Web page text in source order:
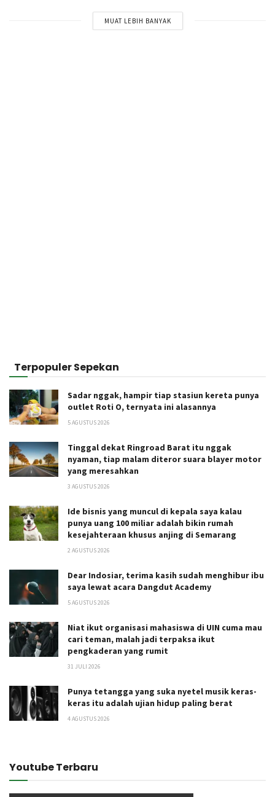
MUAT LEBIH BANYAK
Terpopuler Sepekan
Sadar nggak, hampir tiap stasiun kereta punya
outlet Roti O, ternyata ini alasannya
5 AGUSTUS 2026
Tinggal dekat Ringroad Barat itu nggak
nyaman, tiap malam diteror suara blayer motor
yang meresahkan
3 AGUSTUS 2026
Ide bisnis yang muncul di kepala saya kalau
punya uang 100 miliar adalah bikin rumah
kesejahteraan khusus anjing di Semarang
2 AGUSTUS 2026
Dear Indosiar, terima kasih sudah menghibur ibu
saya lewat acara Dangdut Academy
5 AGUSTUS 2026
Niat ikut organisasi mahasiswa di UIN cuma mau
cari teman, malah jadi terpaksa ikut
pengkaderan yang rumit
31 JULI 2026
Punya tetangga yang suka nyetel musik keras-
keras itu adalah ujian hidup paling berat
4 AGUSTUS 2026
Youtube Terbaru